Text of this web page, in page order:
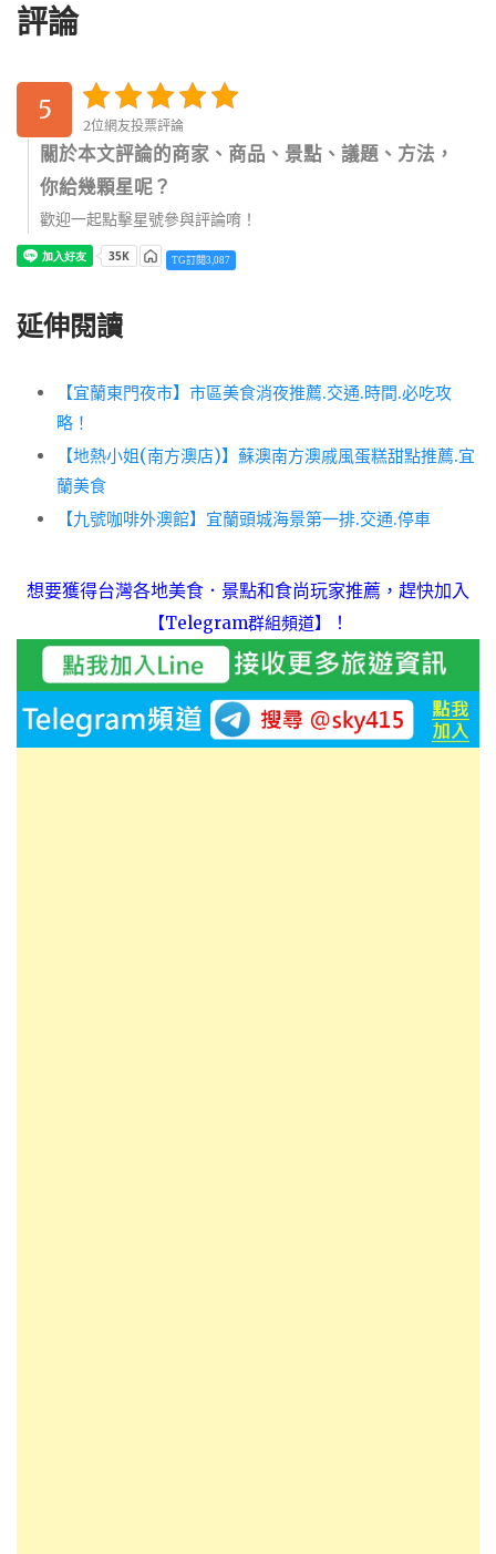
評論
5
2位網友投票評論
關於本文評論的商家、商品、景點、議題、方法，
你給幾顆星呢？
歡迎一起點擊星號參與評論唷！
TG訂閱3,087
延伸閱讀
【宜蘭東門夜市】市區美食消夜推薦.交通.時間.必吃攻
略！
【地熱小姐(南方澳店)】蘇澳南方澳戚風蛋糕甜點推薦.宜
蘭美食
【九號咖啡外澳館】宜蘭頭城海景第一排.交通.停車
想要獲得台灣各地美食．景點和食尚玩家推薦，趕快加入
【Telegram群組頻道】 ！